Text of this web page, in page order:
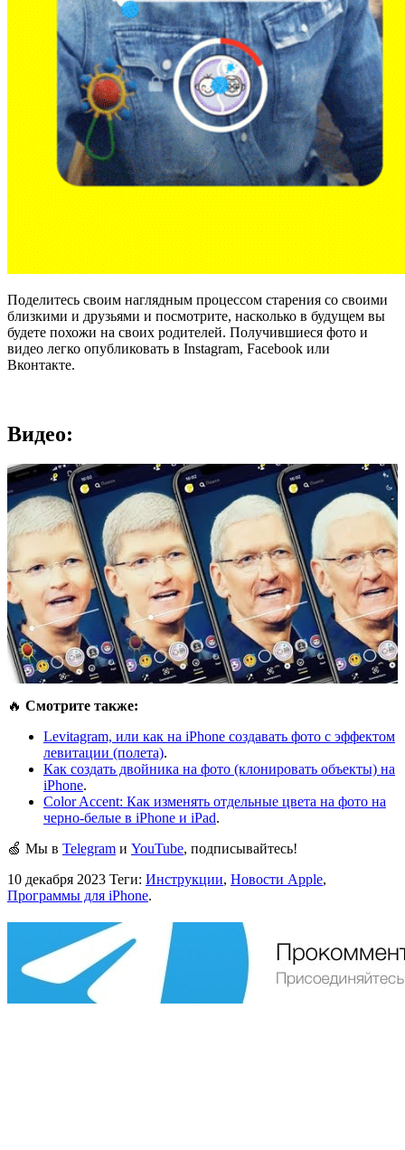
Поделитесь своим наглядным процессом старения со своими
близкими и друзьями и посмотрите, насколько в будущем вы
будете похожи на своих родителей. Получившиеся фото и
видео легко опубликовать в Instagram, Facebook или
Вконтакте.
Видео:
🔥 Смотрите также:
Levitagram, или как на iPhone создавать фото с эффектом
левитации (полета).
Как создать двойника на фото (клонировать объекты) на
iPhone.
Color Accent: Как изменять отдельные цвета на фото на
черно-белые в iPhone и iPad.
🍏 Мы в Telegram и YouTube, подписывайтесь!
10 декабря 2023 Теги: Инструкции, Новости Apple,
Программы для iPhone.